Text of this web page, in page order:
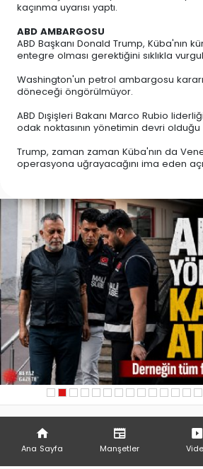
kaçınma uyarısı yaptı.
ABD AMBARGOSU
ABD Başkanı Donald Trump, Küba'nın
entegre olması gerektiğini sıklıkla
Washington'un petrol ambargosu
döneceği öngörülmüyor.
ABD Dışişleri Bakanı Marco Rubio
odak noktasının yönetimin devri
Trump, zaman zaman Küba'nın da
operasyona uğrayacağını ima eden
Ana Sayfa Manşetler